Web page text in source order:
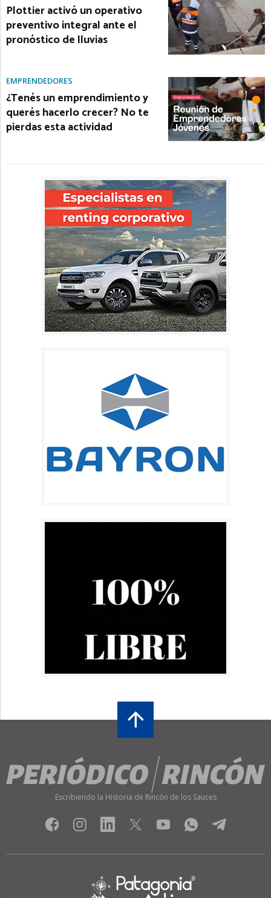
Plottier activó un operativo
preventivo integral ante el
pronóstico de lluvias
EMPRENDEDORES
¿Tenés un emprendimiento y
querés hacerlo crecer? No te
pierdas esta actividad
Escribiendo la Historia de Rincón de los Sauces